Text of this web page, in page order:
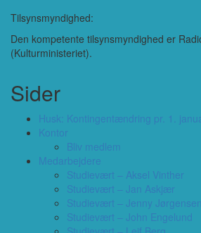
Tilsynsmyndighed:
Den kompetente tilsynsmyndighed er
(Kulturministeriet).
Sider
Husk: Kontingentændring pr. 1.
Kontor
Bliv medlem
Medarbejdere
Studievært – Aksel Vinther
Studievært – Jan Askjær
Studievært – Jenny Jørgensen
Studievært – John Engelund